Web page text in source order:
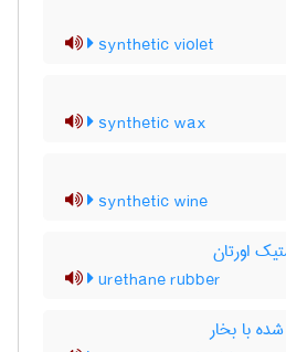
synthetic violet
synthetic wax
synthetic wine
اورتان
urethane rubber
با بخار